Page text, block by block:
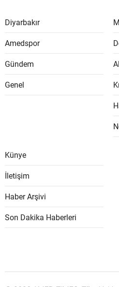
Diyarbakır
Amedspor
Gündem
Genel
Künye
İletişim
Haber Arşivi
Son Dakika Haberleri